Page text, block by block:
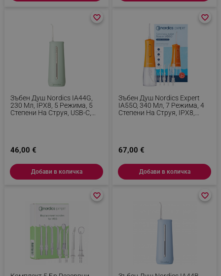
Зъбен Душ Nordics IA44G,
230 Мл, IPX8, 5 Режима, 5
Степени На Струя, USB-C,
46,00 €
favorite_border
favorite_border
Добави в количка
Зъбен Душ Nordics Expert
IA55O, 340 Мл, 7 Режима, 4
Степени На Струя, IPX8,
67,00 €
favorite_border
favorite_border
Добави в количка
favorite_border
favorite_border favorite_border
favorite_border